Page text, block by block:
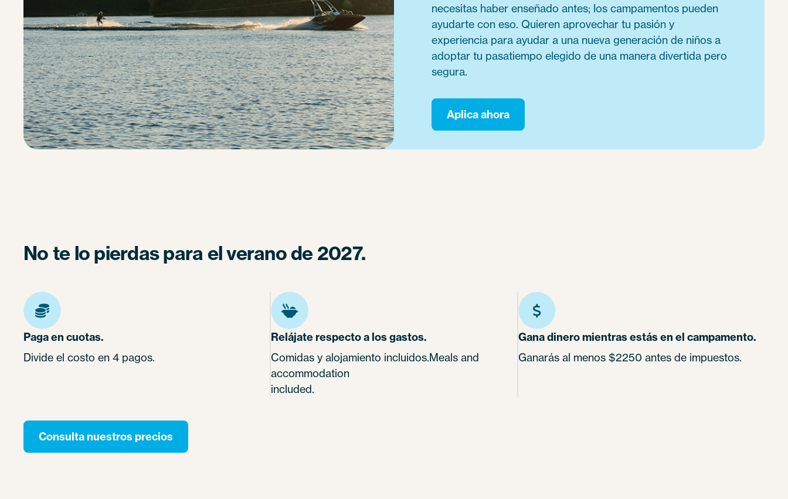
necesitas haber enseñado antes; los campamentos pueden
ayudarte con eso. Quieren aprovechar tu pasión y
experiencia para ayudar a una nueva generación de niños a
adoptar tu pasatiempo elegido de una manera divertida pero
segura.
Aplica ahora
No te lo pierdas para el verano de 2027.
Paga en cuotas.
Divide el costo en 4 pagos.
Relájate respecto a los gastos.
Comidas y alojamiento incluidos.Meals and
accommodation
included.
Gana dinero mientras estás en el campamento.
Ganarás al menos $2250 antes de impuestos.
Consulta nuestros precios